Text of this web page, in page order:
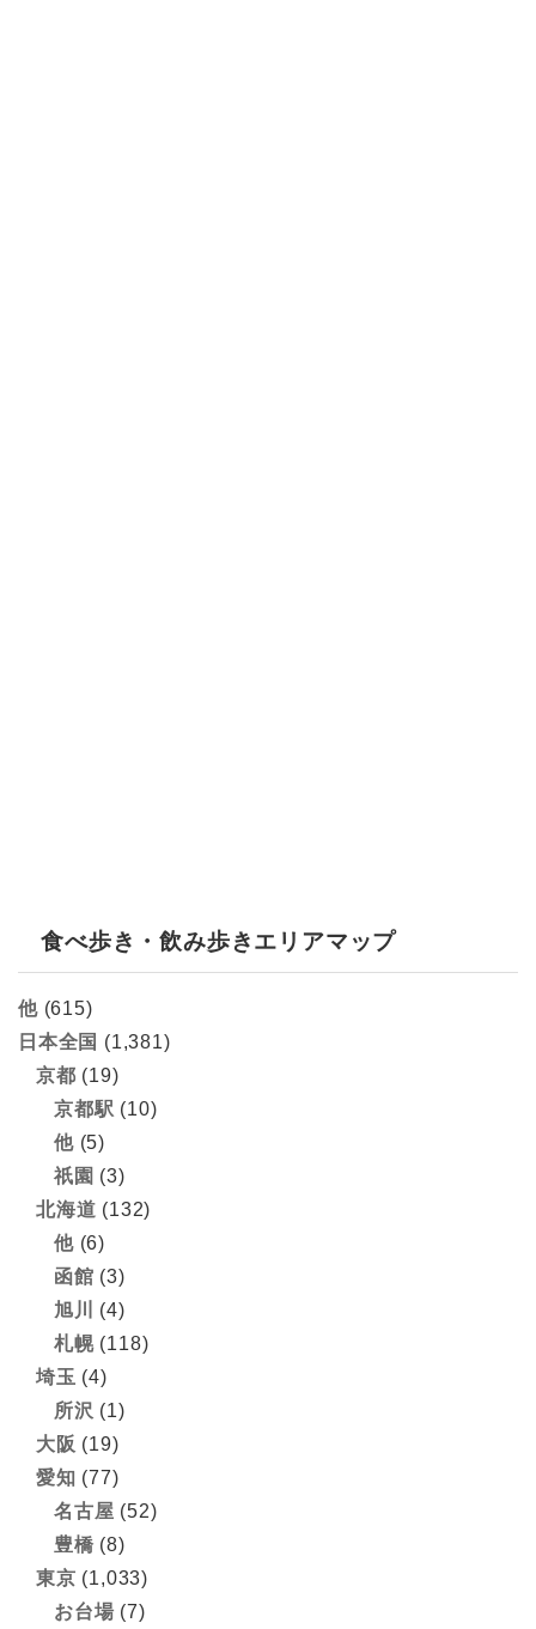
食べ歩き・飲み歩きエリアマップ
他(615)
日本全国 (1,381)
京都 (19)
京都駅 (10)
他(5)
祇園 (3)
北海道 (132)
他(6)
函館 (3)
旭川
(4)
札幌(118)
埼玉 (4)
所沢 (1)
大阪 (19)
愛知 (77)
名古屋 (52)
豊橋 (8)
東京 (1,033)
お台場 (7)